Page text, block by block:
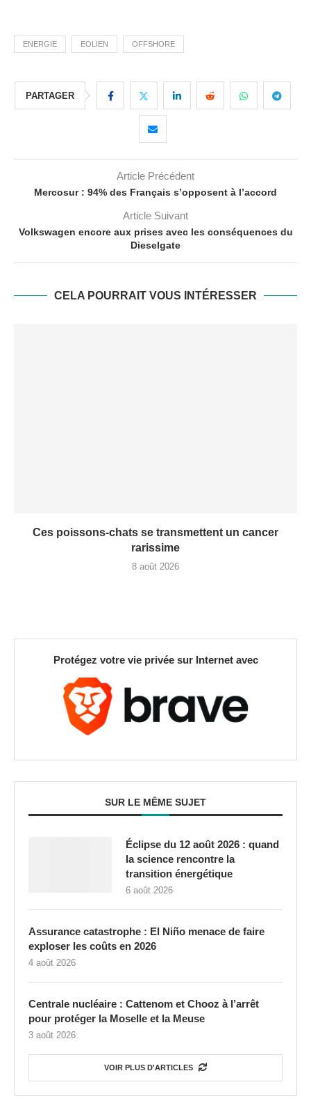
ENERGIE EOLIEN OFFSHORE
PARTAGER
Article Précédent
Mercosur : 94% des Français s’opposent à l’accord
Article Suivant
Volkswagen encore aux prises avec les conséquences du
Dieselgate
CELA POURRAIT VOUS INTÉRESSER
Ces poissons-chats se transmettent un cancer
rarissime
8 août 2026
Protégez votre vie privée sur Internet avec
SUR LE MÊME SUJET
Éclipse du 12 août 2026 : quand
la science rencontre la
transition énergétique
6 août 2026
Assurance catastrophe : El Niño menace de faire
exploser les coûts en 2026
4 août 2026
Centrale nucléaire : Cattenom et Chooz à l’arrêt
pour protéger la Moselle et la Meuse
3 août 2026
VOIR PLUS D'ARTICLES